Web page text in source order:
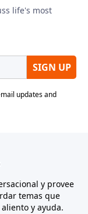
y provee
temas que
y ayuda.